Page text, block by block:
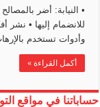
• النيابة: أضر
للانضمام إليها • نشر
وأدوات تستخدم
أكمل القراءة »
حساباتنا في مواقع